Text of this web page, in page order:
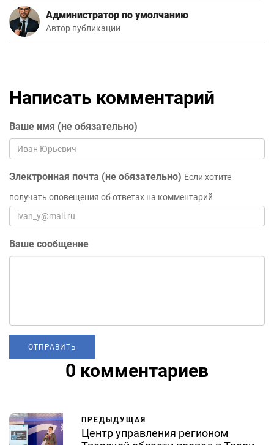
Администратор по умолчанию
Автор публикации
Написать комментарий
Ваше имя (не обязательно)
Электронная почта (не обязательно) Если хотите
получать оповещения об ответах на комментарий
Ваше сообщение
0 комментариев
ПРЕДЫДУЩАЯ
Центр управления регионом